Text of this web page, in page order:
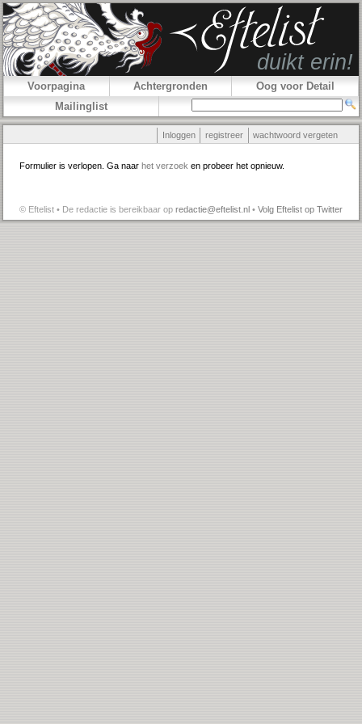
Voorpagina Achtergronden
Oog voor Detail
Mailinglist
Inloggen registreer wachtwoord vergeten
Formulier is verlopen. Ga naar het verzoek en probeer het opnieuw.
© Eftelist • De redactie is bereikbaar op redactie@eftelist.nl • Volg Eftelist op Twitter